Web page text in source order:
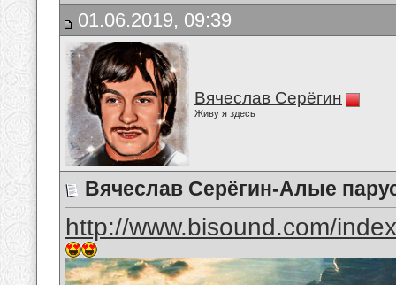
01.06.2019, 09:39
Вячеслав Серёгин
Живу я здесь
Вячеслав Серёгин-Алые
http://www.bisound.com/